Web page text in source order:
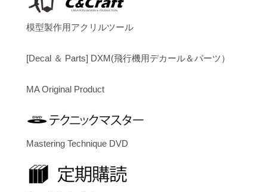
模型製作用アクリルツール
[Decal ＆ Parts] DXM(飛行機用デカール＆パーツ）
MA Original Product
Mastering Technique DVD